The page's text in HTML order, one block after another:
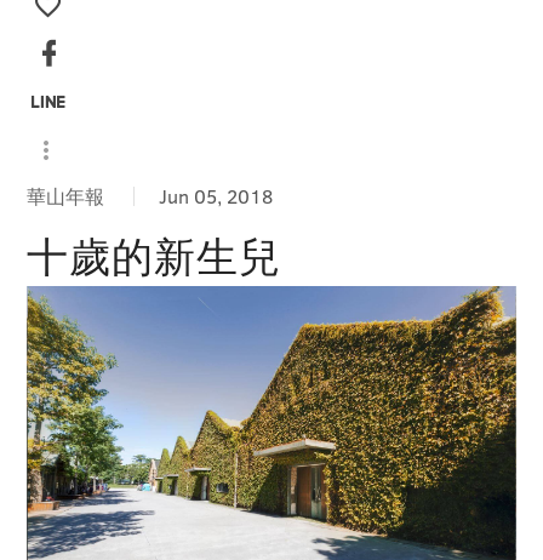
華山年報 Jun 05, 2018
十歲的新生兒